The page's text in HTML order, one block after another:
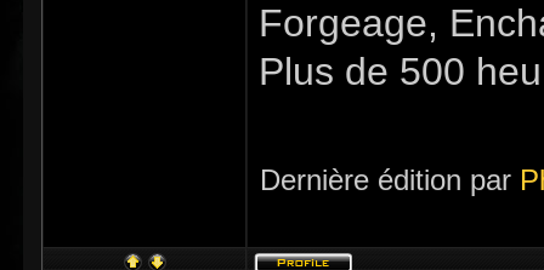
Forgeage,
Plus de 500
Dernière édition par